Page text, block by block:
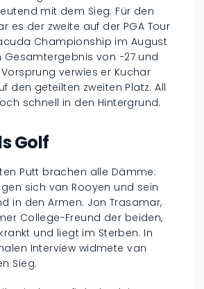
mit dem Sieg. Für den
es der zweite auf der PGA Tour
Championship im August
Gesamtergebnis von −27 und
verwies er Kuchar
den geteilten zweiten Platz. All
schnell in den Hintergrund.
Golf
Putt brachen alle Dämme:
sich van Rooyen und sein
in den Armen. Jon Trasamar,
College-Freund der beiden,
und liegt im Sterben. In
Interview widmete van
Sieg.